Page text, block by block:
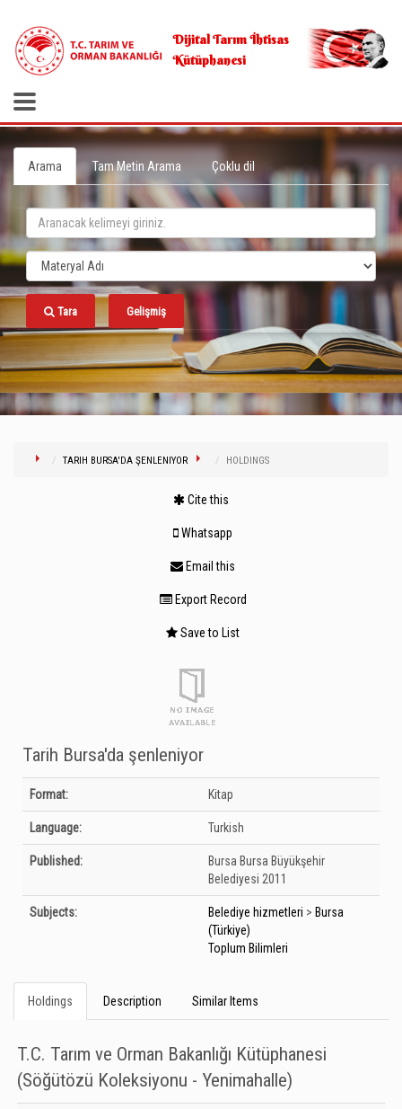
Dijital Tarım İhtisas
Kütüphanesi
Arama Tam Metin Arama Çoklu dil
Tara Gelişmiş
TARIH BURSA'DA ŞENLENIYOR HOLDINGS
Cite this
Whatsapp
Email this
Export Record
Save to List
Tarih Bursa'da şenleniyor
Bibliographic Details
Format: Kitap
Language: Turkish
Published: Bursa Bursa Büyükşehir
Belediyesi 2011
Subjects: Belediye hizmetleri > Bursa
(Türkiye)
Toplum Bilimleri
Holdings Description Similar Items
T.C. Tarım ve Orman Bakanlığı Kütüphanesi
(Söğütözü Koleksiyonu - Yenimahalle)